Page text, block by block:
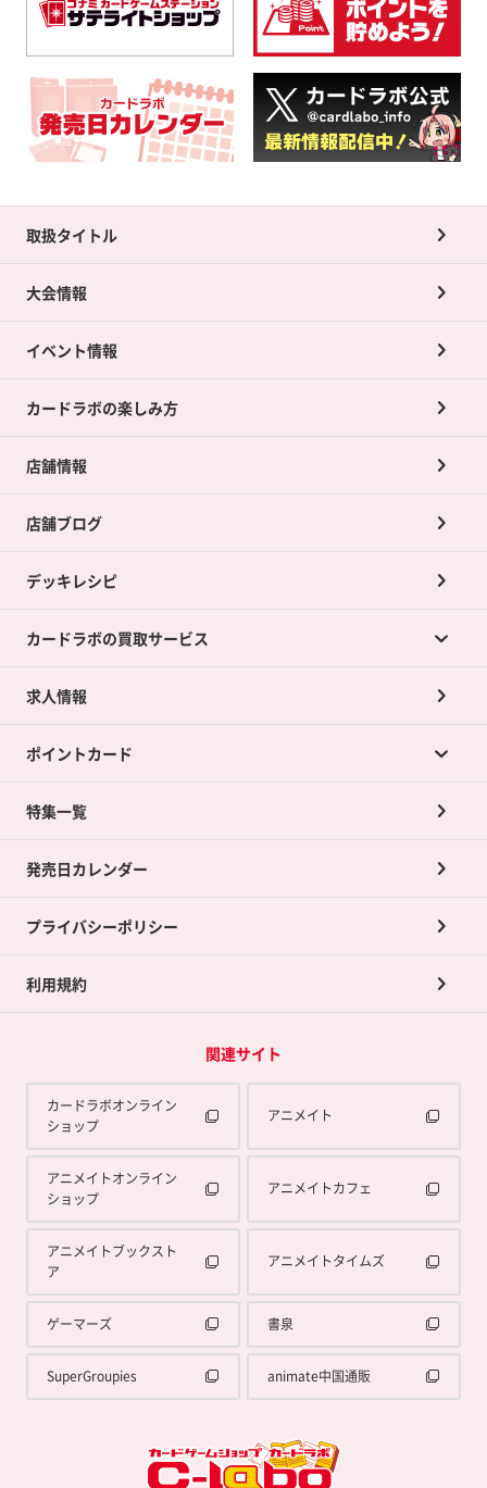
取扱タイトル
大会情報
イベント情報
カードラボの楽しみ方
店舗情報
店舗ブログ
デッキレシピ
カードラボの買取サービス
カードラボの買取サービスTOP
店舗買取について
ネット買取について
買取承諾書について
求人情報
ポイントカード
ポイントカードTOP
ポイント交換景品
特集一覧
発売日カレンダー
プライバシーポリシー
利用規約
関連サイト
カードラボオンライン
ショップ
アニメイト
アニメイトオンライン
ショップ
アニメイトカフェ
アニメイトブックスト
ア
アニメイトタイムズ
ゲーマーズ 書泉
SuperGroupies animate中国通販